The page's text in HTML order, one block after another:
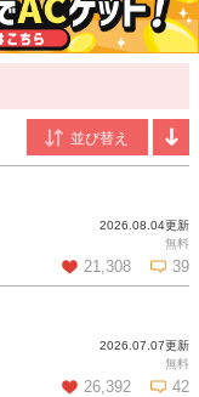
異世界転生令嬢、出
ー小説大賞におい
書で、ファンタジー
2026.08.04更新
無料
21,308 39
コメントを見る2026.07.07更新
無料
26,392 42